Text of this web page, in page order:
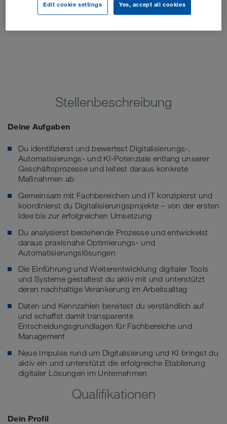
Stellenbeschreibung
Deine Aufgaben
Du identifizierst und bewertest Digitalisierungs-,
Automatisierungs- und KI-Potenziale entlang unserer
Geschäftsprozesse und leitest daraus konkrete
Maßnahmen ab
Gemeinsam mit Fachbereichen und IT konzipierst und
koordinierst du Digitalisierungsprojekte – von der ersten
Idee bis zur erfolgreichen Umsetzung
Du analysierst bestehende Prozesse und entwickelst
daraus praxisnahe Optimierungs- und
Automatisierungslösungen
Die Einführung und Weiterentwicklung digitaler Tools
und Systeme gestaltest du aktiv mit und unterstützt
deren nachhaltige Verankerung im Arbeitsalltag
Daten und Kennzahlen bereitest du verständlich auf
und schaffst damit transparente
Entscheidungsgrundlagen für Fachbereiche und
Management
Neue Impulse rund um Digitalisierung und KI bringst du
aktiv ein und unterstützt die erfolgreiche Etablierung
digitaler Lösungen im Unternehmen
Qualifikationen
Dein Profil
Edit cookie settings Yes, accept all cookies